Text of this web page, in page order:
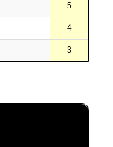
5
4
3